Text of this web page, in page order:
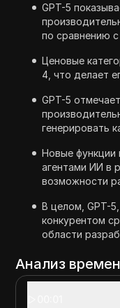
GPT-5
по сравнению
Ценовые
4, что делает
GPT-5
генерировать
Новые функции
агентами ИИ в
возможности
В целом, GPT-
конкурентом
области
Анализ